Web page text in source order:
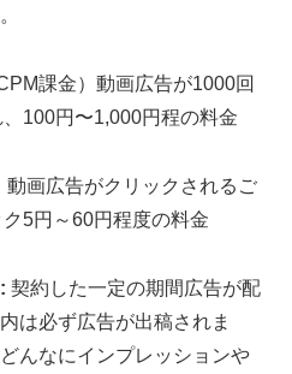
課金）動画広告が1000回
100円〜1,000円程の料金
画広告がクリックされるご
5円～60円程度の料金
: 契約した一定の期間広告が配
は必ず広告が出稿されま
んなにインプレッションや